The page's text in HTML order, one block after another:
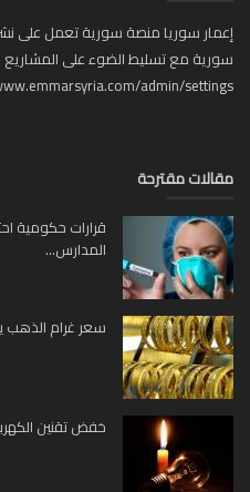
سوريا منصة سورية تعمل على نشر آخر
مع تسليط الضوء على المشاريع
www.emmarsyria.com/admin/
مقترحة
قرارات حكومية
المدارس...
سعر غرام الذهب يرتفع 600 ليرة صباح اليوم السبت
خفض تقنين الكهرباء